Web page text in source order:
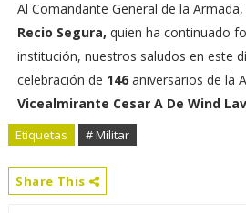
Al Comandante General de la Armada,
Recio Segura, quien ha continuado
institución, nuestros saludos en este
celebración de 146 aniversarios de la
Vicealmirante Cesar A De Wind
Etiquetas # Militar
Share This